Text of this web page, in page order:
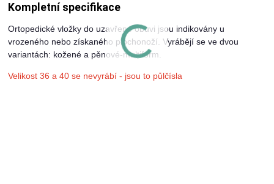
Kompletní specifikace
Ortopedické vložky do uzavřené obuvi jsou indikovány u
vrozeného nebo získaného plochonoží. Vyrábějí se ve dvou
variantách: kožené a pěnové-multiform.
Velikost 36 a 40 se nevyrábí - jsou to půlčísla